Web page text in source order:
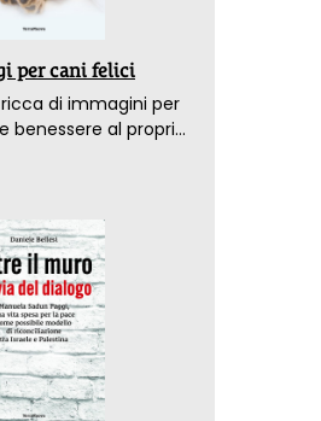
per cani felici
di immagini per
al proprio